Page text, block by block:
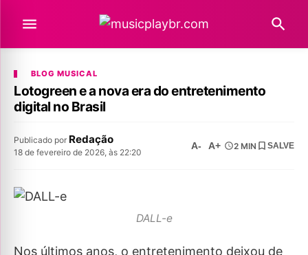
BLOG MUSICAL
Lotogreen e a nova era do entretenimento
digital no Brasil
Publicado por Redação
18 de fevereiro de 2026, às 22:20
A- A+ 2 MIN SALVE
DALL-e
Nos últimos anos, o entretenimento deixou de